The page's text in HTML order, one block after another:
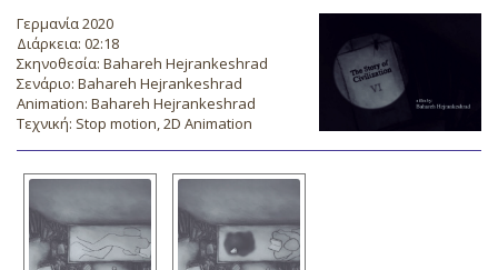
Γερμανία 2020
Διάρκεια: 02:18
Σκηνοθεσία: Bahareh Hejrankeshrad
Σενάριο: Bahareh Hejrankeshrad
Animation: Bahareh Hejrankeshrad
Τεχνική: Stop motion, 2D Animation